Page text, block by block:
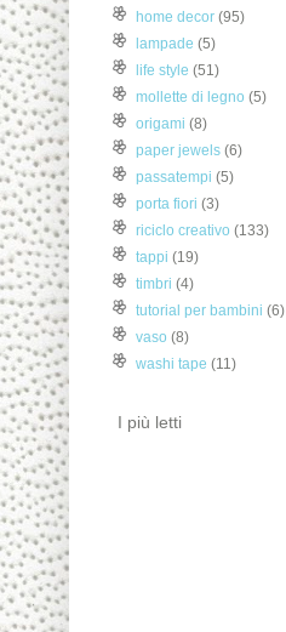
home decor (95)
lampade (5)
life style (51)
mollette di legno (5)
origami (8)
paper jewels (6)
passatempi (5)
porta fiori (3)
riciclo creativo (133)
tappi (19)
timbri (4)
tutorial per bambini (6)
vaso (8)
washi tape (11)
I più letti